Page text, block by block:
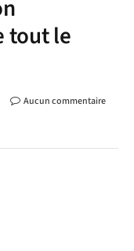
tout le
Aucun commentaire